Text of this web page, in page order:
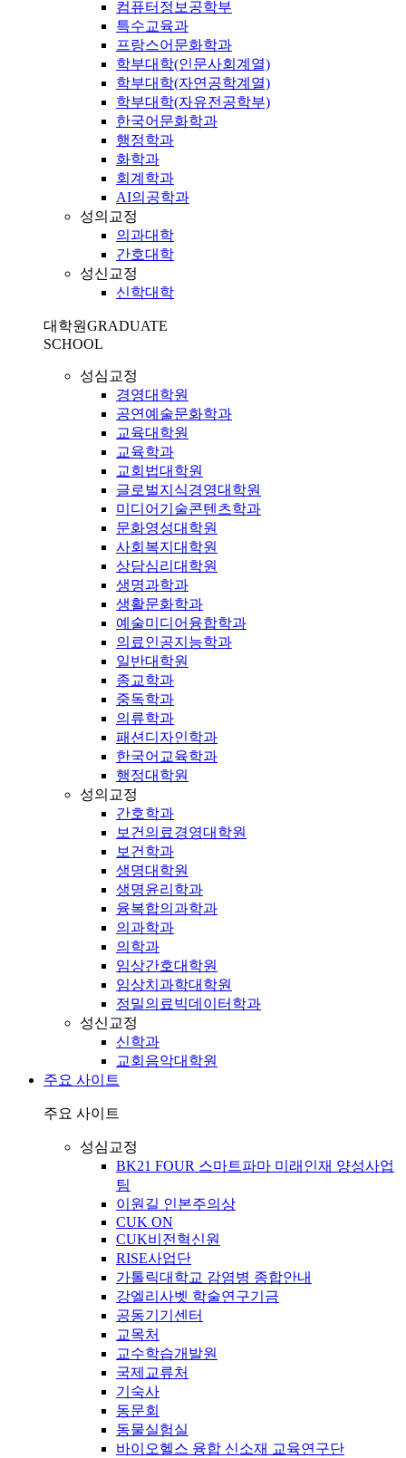
컴퓨터정보공학부
특수교육과
프랑스어문화학과
학부대학(인문사회계열)
학부대학(자연공학계열)
학부대학(자유전공학부)
한국어문화학과
행정학과
화학과
회계학과
AI의공학과
성의교정
의과대학
간호대학
성신교정
신학대학
대학원GRADUATE
SCHOOL
성심교정
경영대학원
공연예술문화학과
교육대학원
교육학과
교회법대학원
글로벌지식경영대학원
미디어기술콘텐츠학과
문화영성대학원
사회복지대학원
상담심리대학원
생명과학과
생활문화학과
예술미디어융합학과
의료인공지능학과
일반대학원
종교학과
중독학과
의류학과
패션디자인학과
한국어교육학과
행정대학원
성의교정
간호학과
보건의료경영대학원
보건학과
생명대학원
생명윤리학과
융복합의과학과
의과학과
의학과
임상간호대학원
임상치과학대학원
정밀의료빅데이터학과
성신교정
신학과
교회음악대학원
주요 사이트
주요 사이트
성심교정
BK21 FOUR 스마트파마 미래인재 양성사업
팀
이원길 인본주의상
CUK ON
CUK비전혁신원
RISE사업단
가톨릭대학교 감염병 종합안내
강엘리사벳 학술연구기금
공동기기센터
교목처
교수학습개발원
국제교류처
기숙사
동문회
동물실험실
바이오헬스 융합 신소재 교육연구단